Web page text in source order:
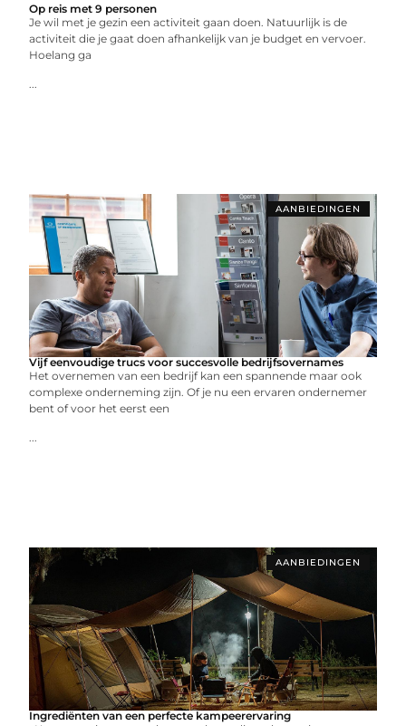
Op reis met 9 personen
Je wil met je gezin een activiteit gaan doen. Natuurlijk is de
activiteit die je gaat doen afhankelijk van je budget en vervoer.
Hoelang ga
...
AANBIEDINGEN
Vijf eenvoudige trucs voor succesvolle bedrijfsovernames
Het overnemen van een bedrijf kan een spannende maar ook
complexe onderneming zijn. Of je nu een ervaren ondernemer
bent of voor het eerst een
...
AANBIEDINGEN
Ingrediënten van een perfecte kampeerervaring